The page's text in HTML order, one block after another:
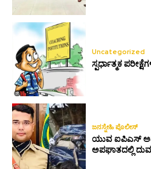
Uncategorized
ಸ್ಪರ್ಧಾತ್ಮಕ
ಜನಸ್ನೇಹಿ ಪೊಲೀಸ್
ಯುವ ಐಪಿಎಸ್
ಅಪಘಾತದಲ್ಲಿ